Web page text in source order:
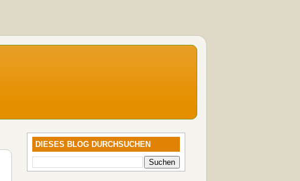
DIESES BLOG DURCHSUCHEN